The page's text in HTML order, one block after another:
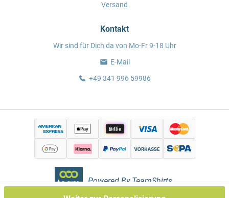
Versand
Kontakt
Wir sind für Dich da von Mo-Fr 9-18 Uhr
E-Mail
+49 341 996 59986
Powered By TeamShirts.